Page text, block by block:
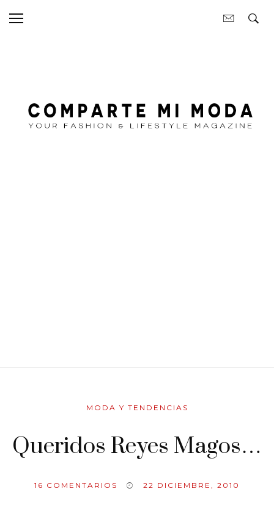
MODA Y TENDENCIAS
Queridos Reyes Magos…
16 COMENTARIOS 22 DICIEMBRE, 2010